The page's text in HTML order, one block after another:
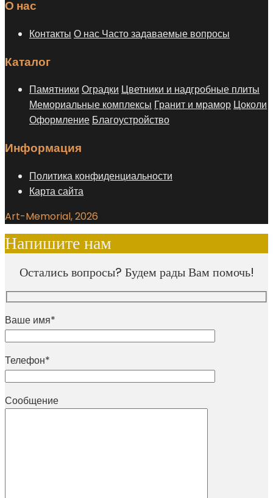
О нас
Контакты О нас Часто задаваемые вопросы
Каталог
Памятники Оградки Цветники и надгробные плиты
Мемориальные комплексы Гранит и мрамор Цоколи
Оформление Благоустройство
Информация
Политика конфиденциальности
Карта сайта
Art-Memorial, 2026
Напишите нам
Остались вопросы? Будем рады Вам помочь!
Ваше имя*
Телефон*
Сообщение